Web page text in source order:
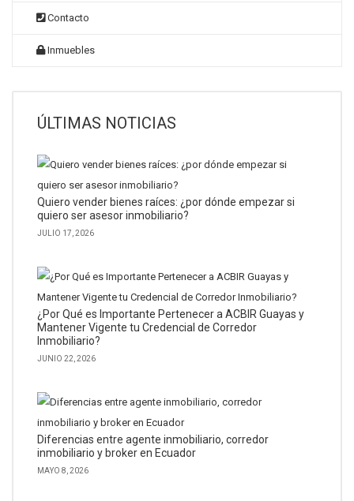
Contacto
Inmuebles
ÚLTIMAS NOTICIAS
Quiero vender bienes raíces: ¿por dónde empezar si
quiero ser asesor inmobiliario?
JULIO 17, 2026
¿Por Qué es Importante Pertenecer a ACBIR Guayas y
Mantener Vigente tu Credencial de Corredor
Inmobiliario?
JUNIO 22, 2026
Diferencias entre agente inmobiliario, corredor
inmobiliario y broker en Ecuador
MAYO 8, 2026